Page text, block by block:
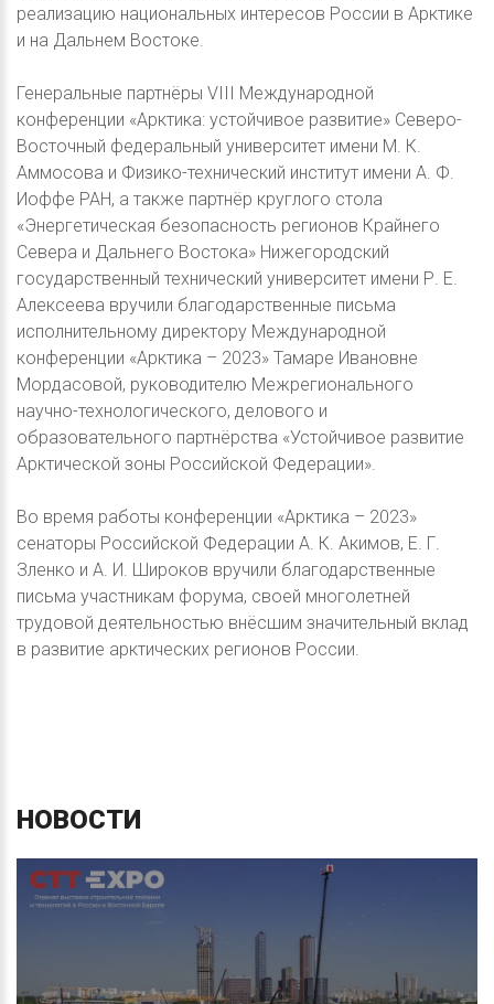
реализацию национальных интересов России в Арктике
и на Дальнем Востоке.
Генеральные партнёры VIII Международной
конференции «Арктика: устойчивое развитие» Северо-
Восточный федеральный университет имени М. К.
Аммосова и Физико-технический институт имени А. Ф.
Иоффе РАН, а также партнёр круглого стола
«Энергетическая безопасность регионов Крайнего
Севера и Дальнего Востока» Нижегородский
государственный технический университет имени Р. Е.
Алексеева вручили благодарственные письма
исполнительному директору Международной
конференции «Арктика – 2023» Тамаре Ивановне
Мордасовой, руководителю Межрегионального
научно-технологического, делового и
образовательного партнёрства «Устойчивое развитие
Арктической зоны Российской Федерации».
Во время работы конференции «Арктика – 2023»
сенаторы Российской Федерации А. К. Акимов, Е. Г.
Зленко и А. И. Широков вручили благодарственные
письма участникам форума, своей многолетней
трудовой деятельностью внёсшим значительный вклад
в развитие арктических регионов России.
НОВОСТИ